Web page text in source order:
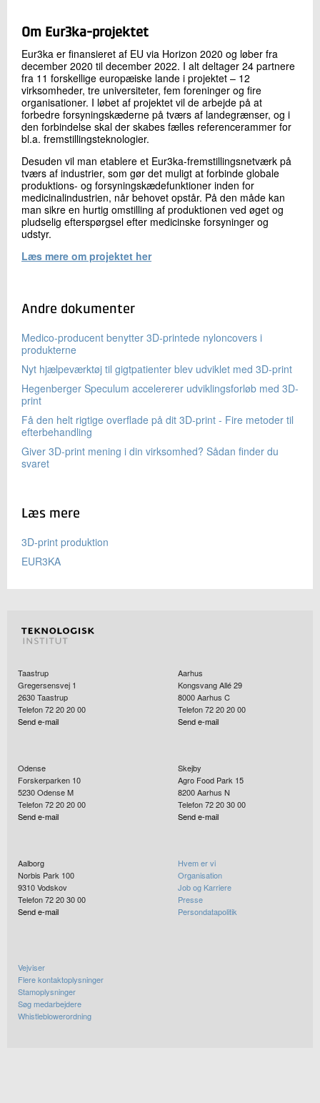
Om Eur3ka-projektet
Eur3ka er finansieret af EU via Horizon 2020 og løber fra
december 2020 til december 2022. I alt deltager 24 partnere
fra 11 forskellige europæiske lande i projektet – 12
virksomheder, tre universiteter, fem foreninger og fire
organisationer. I løbet af projektet vil de arbejde på at
forbedre forsyningskæderne på tværs af landegrænser, og i
den forbindelse skal der skabes fælles referencerammer for
bl.a. fremstillingsteknologier.
Desuden vil man etablere et Eur3ka-fremstillingsnetværk på
tværs af industrier, som gør det muligt at forbinde globale
produktions- og forsyningskædefunktioner inden for
medicinalindustrien, når behovet opstår. På den måde kan
man sikre en hurtig omstilling af produktionen ved øget og
pludselig efterspørgsel efter medicinske forsyninger og
udstyr.
Læs mere om projektet her
Andre dokumenter
Medico-producent benytter 3D-printede nyloncovers i
produkterne
Nyt hjælpeværktøj til gigtpatienter blev udviklet med 3D-print
Hegenberger Speculum accelererer udviklingsforløb med 3D-
print
Få den helt rigtige overflade på dit 3D-print - Fire metoder til
efterbehandling
Giver 3D-print mening i din virksomhed? Sådan finder du
svaret
Læs mere
3D-print produktion
EUR3KA
Taastrup
Gregersensvej 1
2630Taastrup
Telefon 72 20 20 00
Send e-mail
Aarhus
Kongsvang Allé 29
8000Aarhus C
Telefon 72 20 20 00
Send e-mail
Odense
Forskerparken 10
5230Odense M
Telefon 72 20 20 00
Send e-mail
Skejby
Agro Food Park 15
8200Aarhus N
Telefon 72 20 30 00
Send e-mail
Aalborg
Norbis Park 100
9310Vodskov
Telefon 72 20 30 00
Send e-mail
Hvem er vi
Organisation
Job og Karriere
Presse
Persondatapolitik
Vejviser
Flere kontaktoplysninger
Stamoplysninger
Søg medarbejdere
Whistleblowerordning